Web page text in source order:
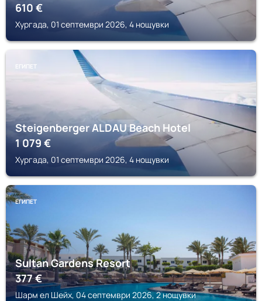
610€
Хургада, 01 септември 2026, 4 нощувки
ЕГИПЕТ
Steigenberger ALDAU Beach Hotel
1 079€
Хургада, 01 септември 2026, 4 нощувки
ЕГИПЕТ
Sultan Gardens Resort
377€
Шарм ел Шейх, 04 септември 2026, 2 нощувки